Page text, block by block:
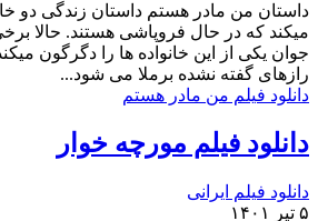
داستان من مادر هستم داستان زندگی دو
میکند که در حال فروپاشی هستند. حالا
جوان یکی از این خانواده ها را دگرگون
رازهای گفته نشده برملا می شود...
دانلود فیلم من مادر هستم
دانلود فیلم مورچه خوار
دانلود فیلم ایرانی
۵ تیر ۱۴۰۱